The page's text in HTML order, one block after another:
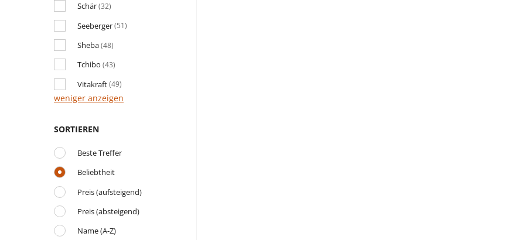
Schär(32)
Seeberger(51)
Sheba(48)
Tchibo (43)
Vitakraft(49)
weniger anzeigen
SORTIEREN
Beste Treffer
Beliebtheit
Preis (aufsteigend)
Preis (absteigend)
Name (A-Z)